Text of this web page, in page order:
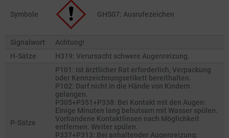
Symbole GHS07: Ausrufezeichen
Signalwort
Achtung!
H-Sätze
H319: Verursacht schwere Augenreizung.
P-Sätze
P101: Ist ärztlicher Rat erforderlich, Verpackung
oder Kennzeichnungsetikett bereithalten.
P102: Darf nicht in die Hände von Kindern
gelangen.
P305+P351+P338: Bei Kontakt mit den Augen:
Einige Minuten lang behutsam mit Wasser spülen.
Vorhandene Kontaktlinsen nach Möglichkeit
entfernen. Weiter spülen.
P337+P313: Bei anhaltender Augenreizung: